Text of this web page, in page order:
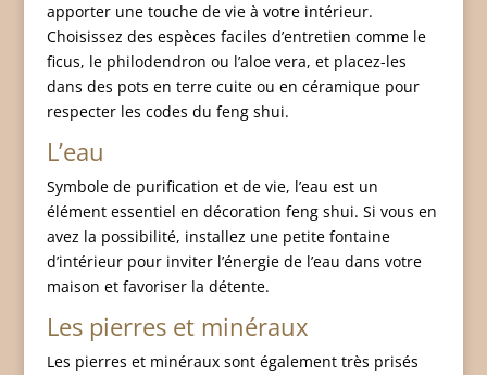
apporter une touche de vie à votre intérieur.
Choisissez des espèces faciles d’entretien comme le
ficus, le philodendron ou l’aloe vera, et placez-les
dans des pots en terre cuite ou en céramique pour
respecter les codes du feng shui.
L’eau
Symbole de purification et de vie, l’eau est un
élément essentiel en décoration feng shui. Si vous en
avez la possibilité, installez une petite fontaine
d’intérieur pour inviter l’énergie de l’eau dans votre
maison et favoriser la détente.
Les pierres et minéraux
Les pierres et minéraux sont également très prisés